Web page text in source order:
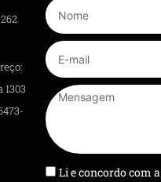
1303
Li e concordo com a